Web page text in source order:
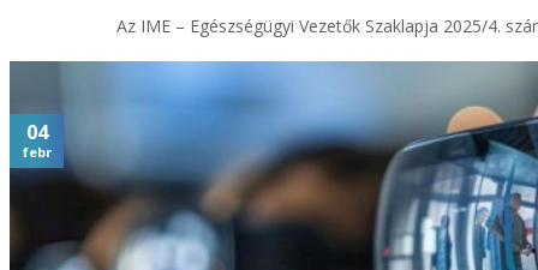
Az IME – Egészségügyi Vezetők Szaklapja 2025/4.
04
febr